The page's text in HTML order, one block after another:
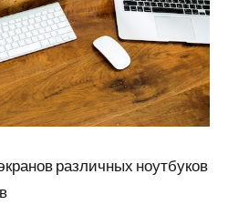
различных ноутбуков